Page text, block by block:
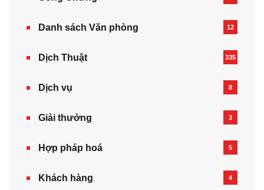
Danh sách Văn phòng 12
Dịch Thuật 335
Dịch vụ 8
Giải thưởng 3
Hợp pháp hoá 5
Khách hàng 4